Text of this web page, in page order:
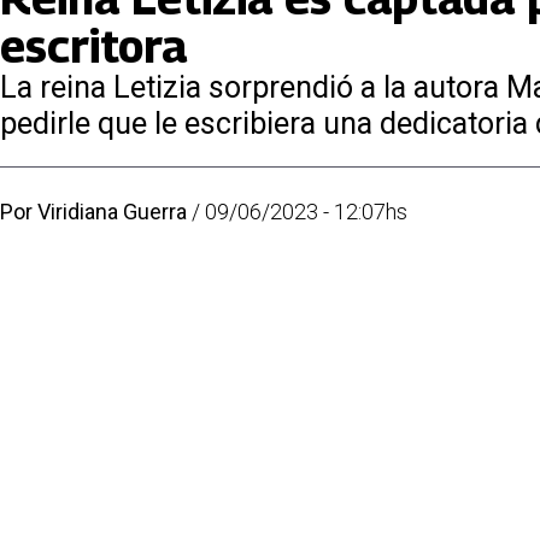
escritora
La reina Letizia sorprendió a la autora
pedirle que le escribiera una dedicatoria
PorViridiana Guerra /09/06/2023 - 12:07hs